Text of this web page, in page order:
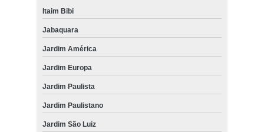
Itaim Bibi
Jabaquara
Jardim América
Jardim Europa
Jardim Paulista
Jardim Paulistano
Jardim São Luiz